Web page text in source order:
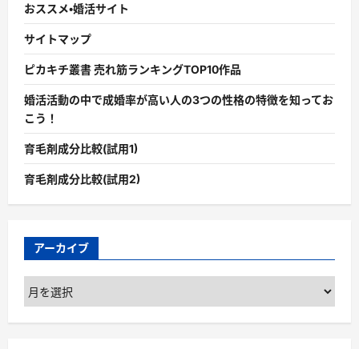
おススメ・婚活サイト
サイトマップ
ピカキチ叢書 売れ筋ランキングTOP10作品
婚活活動の中で成婚率が高い人の3つの性格の特徴を知ってお
こう！
育毛剤成分比較(試用1)
育毛剤成分比較(試用2)
アーカイブ
ア
ー
カ